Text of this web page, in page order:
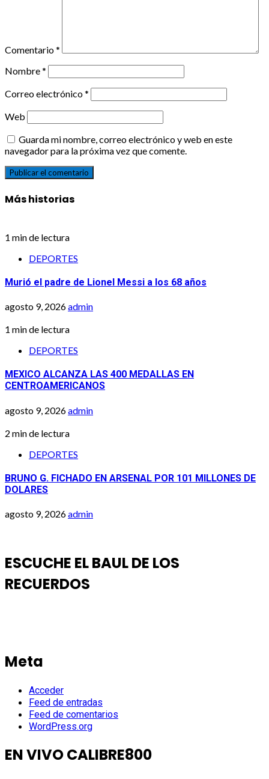
Comentario*
Nombre*
Correo electrónico*
Web
Guarda mi nombre, correo electrónico y web en este
navegador para la próxima vez que comente.
Más historias
1 min de lectura
DEPORTES
Murió el padre de Lionel Messi a los 68 años
agosto 9, 2026admin
1 min de lectura
DEPORTES
MEXICO ALCANZA LAS 400 MEDALLAS EN
CENTROAMERICANOS
agosto 9, 2026admin
2 min de lectura
DEPORTES
BRUNO G. FICHADO EN ARSENAL POR 101 MILLONES DE
DOLARES
agosto 9, 2026admin
ESCUCHE EL BAUL DE LOS
RECUERDOS
Meta
Acceder
Feed de entradas
Feed de comentarios
WordPress.org
EN VIVO CALIBRE800